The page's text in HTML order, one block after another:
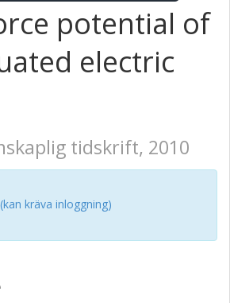
potential of
electric
tidskrift, 2010
kräva inloggning)